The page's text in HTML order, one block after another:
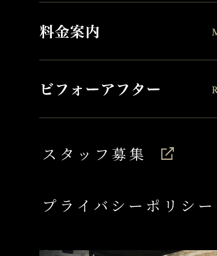
スタッフ募集
プライバシーポリシー